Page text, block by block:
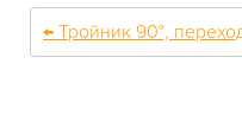
← Тройник 90°,